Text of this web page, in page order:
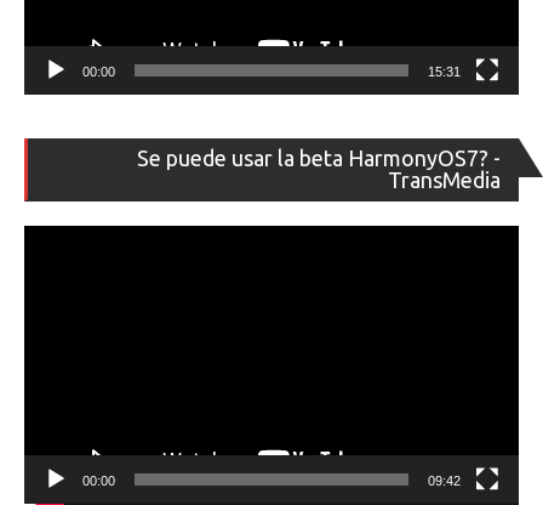
00:00 15:31
Se puede usar la beta HarmonyOS7? -
TransMedia
de
00:00 09:42